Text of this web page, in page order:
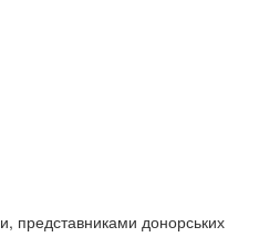
представниками донорських